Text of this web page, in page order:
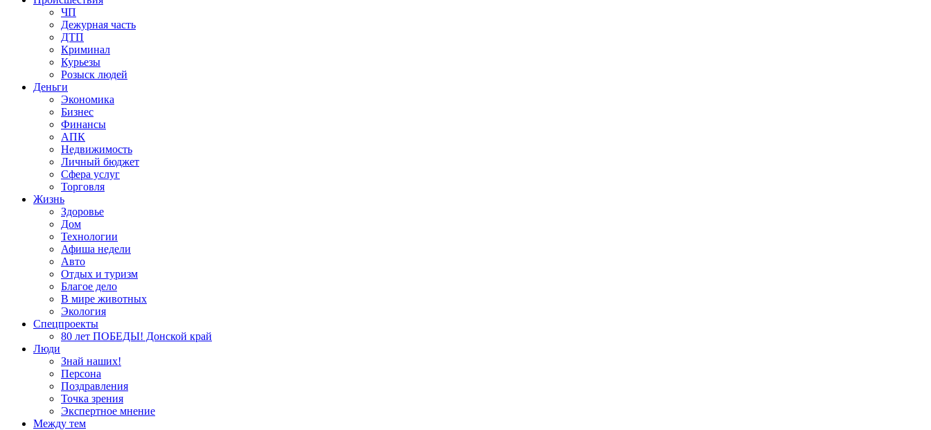
ЧП
Дежурная часть
ДТП
Криминал
Курьезы
Розыск людей
Деньги
Экономика
Бизнес
Финансы
АПК
Недвижимость
Личный бюджет
Сфера услуг
Торговля
Жизнь
Здоровье
Дом
Технологии
Афиша недели
Авто
Отдых и туризм
Благое дело
В мире животных
Экология
Спецпроекты
80 лет ПОБЕДЫ! Донской край
Люди
Знай наших!
Персона
Поздравления
Точка зрения
Экспертное мнение
Между тем